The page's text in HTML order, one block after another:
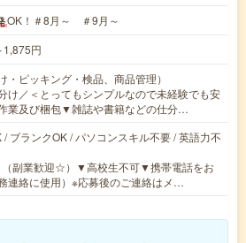
OK！＃8月～ ＃9月～
1,875円
・ピッキング・検品、商品管理）
け／＜とってもシンプルなので未経験でも安
業及び梱包▼雑誌や書籍などの仕分…
/ ブランクOK / パソコンスキル不要 / 英語力不
副業歓迎☆）▼高校生不可▼携帯電話をお
連絡に使用）※応募後のご連絡はメ…